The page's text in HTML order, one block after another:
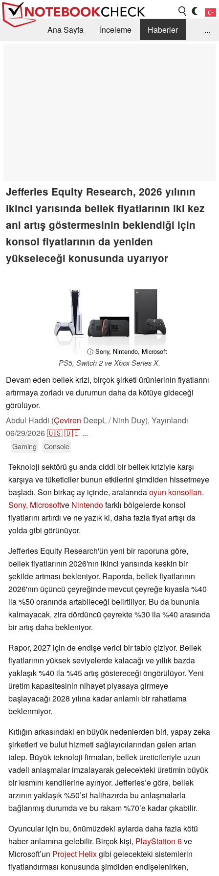
Ana Sayfa İnceleme
Haberler
...
Jefferies Equity Research, 2026 yılının
ikinci yarısında bellek fiyatlarının iki kez
ani artış göstermesinin beklendiği için
konsol fiyatlarının da yeniden
yükseleceği konusunda uyarıyor
ⓘ Sony, Nintendo, Microsoft
PS5, Switch 2 ve Xbox Series X.
Devam eden bellek krizi, birçok şirketi ürünlerinin fiyatlarını
artırmaya zorladı ve durumun daha da kötüye gideceği
görülüyor.
Abdul Haddi (Çeviren DeepL / Ninh Duy), Yayınlandı
06/29/2026🇺🇸🇩🇪 ...
Gaming Console
Teknoloji sektörü şu anda ciddi bir bellek kriziyle karşı
karşıya ve tüketiciler bunun etkilerini şimdiden hissetmeye
başladı. Son birkaç ay içinde, aralarındaoyun konsolları.
Sony, Microsoftve Nintendofarklı bölgelerde konsol
fiyatlarını artırdı ve ne yazık ki, daha fazla fiyat artışı da
yolda gibi görünüyor.
Jefferies Equity Research'ün yeni bir raporuna göre,
bellek fiyatlarının 2026'nın ikinci yarısında keskin bir
şekilde artması bekleniyor. Raporda, bellek fiyatlarının
2026'nın üçüncü çeyreğinde mevcut çeyreğe kıyasla %40
ila %50 oranında artabileceği belirtiliyor. Bu da bununla
kalmayacak, zira dördüncü çeyrekte %30 ila %40 arasında
bir artış daha bekleniyor.
Rapor, 2027 için de endişe verici bir tablo çiziyor. Bellek
fiyatlarının yüksek seviyelerde kalacağı ve yıllık bazda
yaklaşık %40 ila %45 artış göstereceği öngörülüyor. Yeni
üretim kapasitesinin nihayet piyasaya girmeye
başlayacağı 2028 yılına kadar anlamlı bir rahatlama
beklenmiyor.
Kıtlığın arkasındaki en büyük nedenlerden biri, yapay zeka
şirketleri ve bulut hizmeti sağlayıcılarından gelen artan
talep. Büyük teknoloji firmaları, bellek üreticileriyle uzun
vadeli anlaşmalar imzalayarak gelecekteki üretimin büyük
bir kısmını kendilerine ayırıyor. Jefferies’e göre, bellek
arzının yaklaşık %50’si halihazırda bu anlaşmalarla
bağlanmış durumda ve bu rakam %70’e kadar çıkabilir.
Oyuncular için bu, önümüzdeki aylarda daha fazla kötü
haber anlamına gelebilir. Birçok kişi, PlayStation 6ve
Microsoft’un Project Helixgibi gelecekteki sistemlerin
fiyatlandırması konusunda şimdiden endişelenirken,